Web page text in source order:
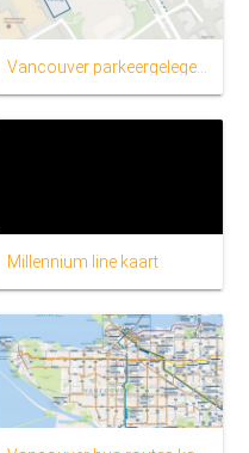
Vancouver parkeergelegenheid kaart
Millennium line kaart